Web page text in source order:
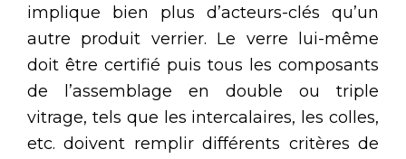
implique bien plus d’acteurs-clés qu’un
autre produit verrier. Le verre lui-même
doit être certifié puis tous les composants
de l’assemblage en double ou triple
vitrage, tels que les intercalaires, les colles,
etc. doivent remplir différents critères de